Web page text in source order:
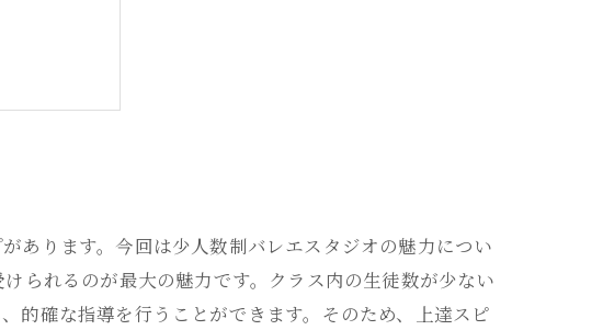
あります。今回は少人数制バレエスタジオの魅力につい
られるのが最大の魅力です。クラス内の生徒数が少ない
的確な指導を行うことができます。そのため、上達スピ